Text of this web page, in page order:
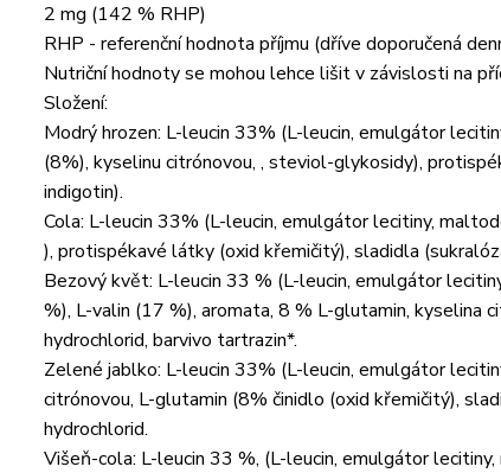
2 mg (142 % RHP)
RHP - referenční hodnota příjmu (dříve doporučená
Nutriční hodnoty se mohou lehce lišit v závislosti na
Složení:
Modrý hrozen: L-leucin 33% (L-leucin, emulgátor
(8%), kyselinu citrónovou, , steviol-glykosidy),
indigotin).
Cola: L-leucin 33% (L-leucin, emulgátor lecitiny,
), protispékavé látky (oxid křemičitý), sladidla
Bezový květ: L-leucin 33 % (L-leucin, emulgátor
%), L-valin (17 %), aromata, 8 % L-glutamin, kyselina
hydrochlorid, barvivo tartrazin*.
Zelené jablko: L-leucin 33% (L-leucin, emulgátor
citrónovou, L-glutamin (8% činidlo (oxid křemičitý),
hydrochlorid.
Višeň-cola: L-leucin 33 %, (L-leucin, emulgátor